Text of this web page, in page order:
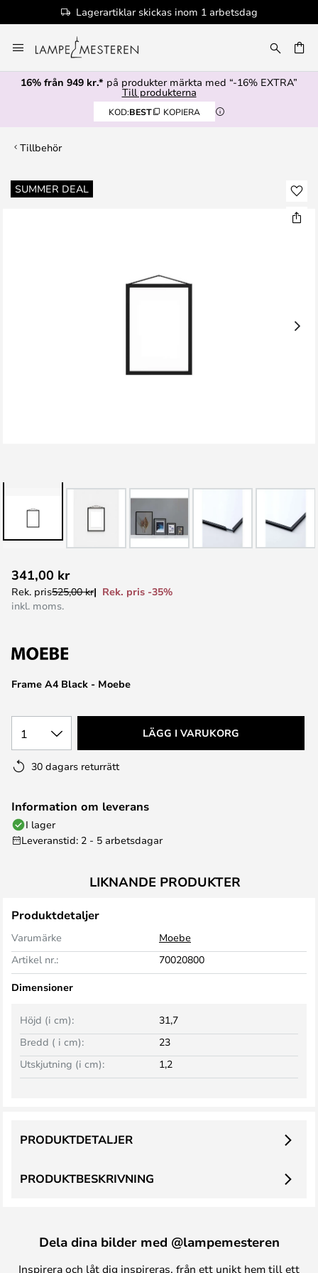
Lagerartiklar skickas inom 1 arbetsdag
till
innehållet
16% från 949 kr.* på produkter märkta med “-16% EXTRA”
Till produkterna
KOD:BEST KOPIERA
Tillbehör
SUMMER DEAL
Hoppa
till
till
början
Frame A4 Black - Moebe
341,00 kr
Rek. pris525,00 kr
Rek. pris -35%
inkl. moms.
1 LÄGG I VARUKORG
30 dagars returrätt
Information om leverans
I lager
Leveranstid: 2 - 5 arbetsdagar
LIKNANDE PRODUKTER
Produktdetaljer
Varumärke
Moebe
Artikel nr.:
70020800
Dimensioner
Bredd ( i cm): 23
Höjd (i cm): 31,7
Utskjutning (i cm): 1,2
PRODUKTBESKRIVNING
PRODUKTDETALJER
Dela dina bilder med @lampemesteren
Inspirera och låt dig inspireras, från ett unikt hem till ett